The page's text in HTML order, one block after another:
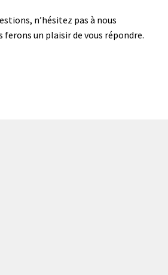
n’hésitez pas à nous
ferons un plaisir de vous répondre.